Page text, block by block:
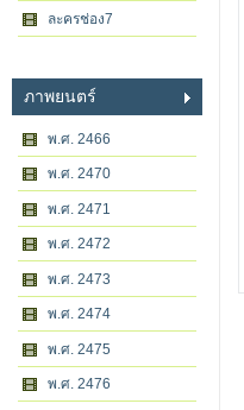
ละครช่อง7
ภาพยนตร์
พ.ศ. 2466
พ.ศ. 2470
พ.ศ. 2471
พ.ศ. 2472
พ.ศ. 2473
พ.ศ. 2474
พ.ศ. 2475
พ.ศ. 2476